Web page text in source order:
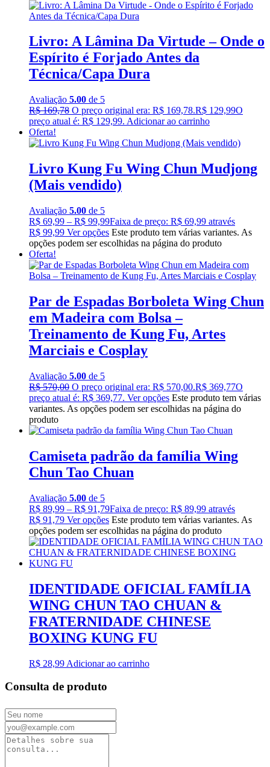
Livro: A Lâmina Da Virtude – Onde o
Espírito é Forjado Antes da
Técnica/Capa Dura
Avaliação 5.00 de 5
R$169,78 O preço original era: R$ 169,78.R$ 129,99O
preço atual é: R$ 129,99. Adicionar ao carrinho
Oferta!
Livro Kung Fu Wing Chun Mudjong
(Mais vendido)
Avaliação 5.00 de 5
R$ 69,99 – R$ 99,99Faixa de preço: R$ 69,99 através
R$ 99,99 Ver opções Este produto tem várias variantes. As
opções podem ser escolhidas na página do produto
Oferta!
Par de Espadas Borboleta Wing Chun
em Madeira com Bolsa –
Treinamento de Kung Fu, Artes
Marciais e Cosplay
Avaliação 5.00 de 5
R$570,00 O preço original era: R$ 570,00.R$ 369,77O
preço atual é: R$ 369,77. Ver opções Este produto tem várias
variantes. As opções podem ser escolhidas na página do
produto
Camiseta padrão da família Wing
Chun Tao Chuan
Avaliação 5.00 de 5
R$ 89,99 – R$ 91,79Faixa de preço: R$ 89,99 através
R$ 91,79 Ver opções Este produto tem várias variantes. As
opções podem ser escolhidas na página do produto
IDENTIDADE OFICIAL FAMÍLIA
WING CHUN TAO CHUAN &
FRATERNIDADE CHINESE
BOXING KUNG FU
R$ 28,99 Adicionar ao carrinho
Consulta de produto